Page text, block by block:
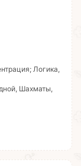
Логика,
Шахматы,